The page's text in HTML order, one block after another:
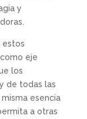
y
estos
eje
los
de todas las
esencia
a otras